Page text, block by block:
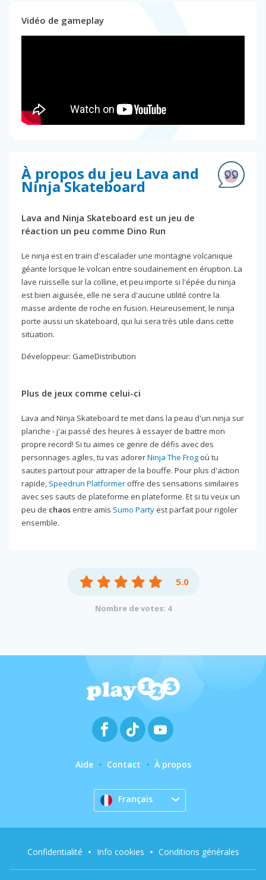
Vidéo de gameplay
À propos du jeu Lava and
Ninja Skateboard
Lava and Ninja Skateboard est un jeu de
réaction un peu comme Dino Run
Le ninja est en train d'escalader une montagne volcanique
géante lorsque le volcan entre soudainement en éruption. La
lave ruisselle sur la colline, et peu importe si l'épée du ninja
est bien aiguisée, elle ne sera d'aucune utilité contre la
masse ardente de roche en fusion. Heureusement, le ninja
porte aussi un skateboard, qui lui sera très utile dans cette
situation.
Développeur: GameDistribution
Plus de jeux comme celui-ci
Lava and Ninja Skateboard te met dans la peau d'un ninja sur
planche - j'ai passé des heures à essayer de battre mon
propre record! Si tu aimes ce genre de défis avec des
personnages agiles, tu vas adorerNinja The Frog où tu
sautes partout pour attraper de la bouffe. Pour plus d'action
rapide, Speedrun Platformer offre des sensations similaires
avec ses sauts de plateforme en plateforme. Et si tu veux un
peu de chaos entre amis Sumo Party est parfait pour rigoler
ensemble.
5.0
Nombre de votes: 4
Aide Contact À propos
Français
Confidentialité Info cookies Conditions générales